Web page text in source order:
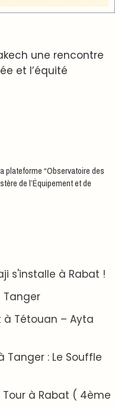
s'installe à Rabat !
Tétouan – Ayta
: Le Souffle
à Rabat ( 4ème